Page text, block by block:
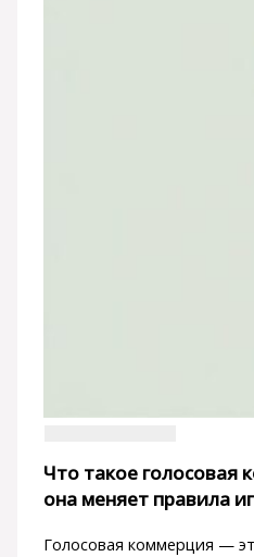
Что такое голосовая
она меняет правила
Голосовая коммерция —